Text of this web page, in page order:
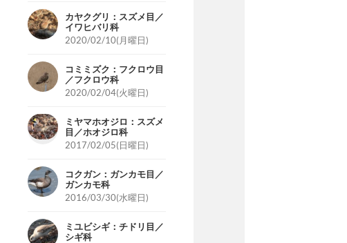
カヤクグリ：スズメ目／
イワヒバリ科
2020/02/10(月曜日)
コミミズク：フクロウ目
／フクロウ科
2020/02/04(火曜日)
ミヤマホオジロ：スズメ
目／ホオジロ科
2017/02/05(日曜日)
コクガン：ガンカモ目／
ガンカモ科
2016/03/30(水曜日)
ミユビシギ：チドリ目／
シギ科